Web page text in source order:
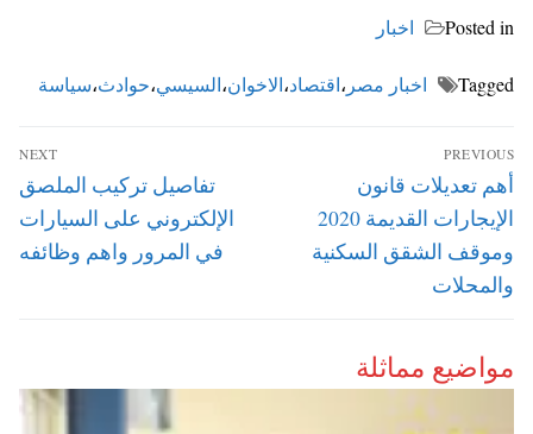
Posted in اخبار
Tagged اخبار مصر ،اقتصاد،الاخوان،السيسي،حوادث،سياسة
تصفّح
المقالات
PREVIOUS
Previous
post:
أهم تعديلات قانون
الإيجارات القديمة 2020
وموقف الشقق السكنية
والمحلات
NEXT
Next
post:
تفاصيل تركيب الملصق
الإلكتروني على السيارات
في المرور واهم وظائفه
مواضيع مماثلة